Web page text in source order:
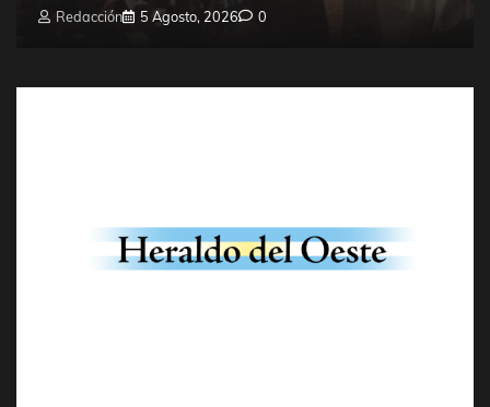
Redacción 5 Agosto, 2026 0